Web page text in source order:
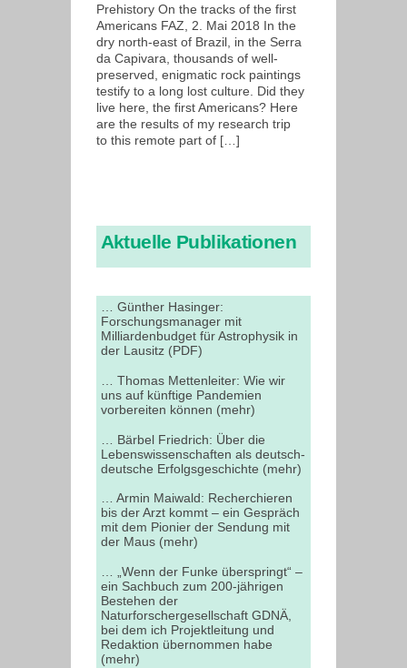
Prehistory On the tracks of the first
Americans FAZ, 2. Mai 2018 In the
dry north-east of Brazil, in the Serra
da Capivara, thousands of well-
preserved, enigmatic rock paintings
testify to a long lost culture. Did they
live here, the first Americans? Here
are the results of my research trip
to this remote part of […]
Aktuelle Publikationen
… Günther Hasinger:
Forschungsmanager mit
Milliardenbudget für Astrophysik in
der Lausitz (PDF)
… Thomas Mettenleiter: Wie wir
uns auf künftige Pandemien
vorbereiten können (mehr)
… Bärbel Friedrich: Über die
Lebenswissenschaften als deutsch-
deutsche Erfolgsgeschichte (mehr)
… Armin Maiwald: Recherchieren
bis der Arzt kommt – ein Gespräch
mit dem Pionier der Sendung mit
der Maus (mehr)
… „Wenn der Funke überspringt“ –
ein Sachbuch zum 200-jährigen
Bestehen der
Naturforschergesellschaft GDNÄ,
bei dem ich Projektleitung und
Redaktion übernommen habe
(mehr)